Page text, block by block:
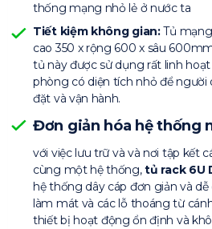
thống mạng nhỏ lẻ ở nước ta
Tiết kiệm không gian:Tủ
cao 350 x rộng 600 x sâu
tủ này được sử dụng rất linh
phòng có diện tích nhỏ để người
đặt và vận hành.
Đơn giản hóa hệ thống
với việc lưu trữ và và nơi tập kết
cùng một hệ thống,tủ rack 6U
hệ thống dây cáp đơn giản và
làm mát và các lỗ thoáng từ
thiết bị hoạt động ổn định và